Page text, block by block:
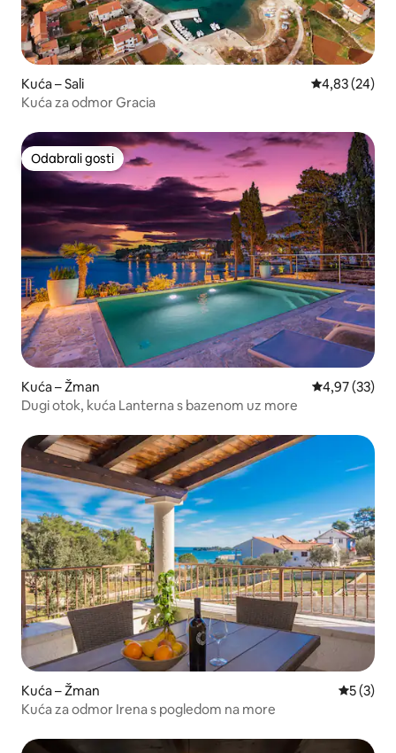
Kuća – Sali Prosječna
4,83 (24)
Kuća za odmor Gracia
Odabrali gosti
Odabrali gosti
Kuća – Žman Prosječna
4,97 (33)
Dugi otok, kuća Lanterna s bazenom uz more
Kuća – Žman
5 (3)
Kuća za odmor Irena s pogledom na more